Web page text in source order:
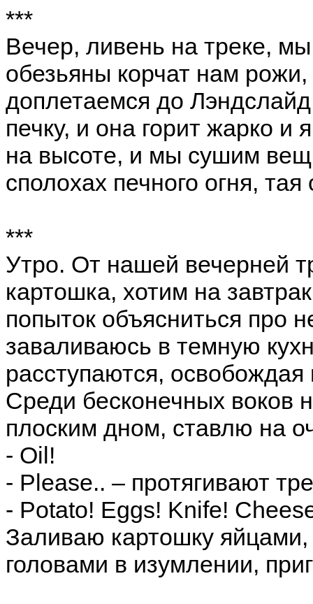
***
Вечер, ливень на треке,
обезьяны корчат нам рожи,
доплетаемся до
печку, и она горит жарко и
на высоте, и мы сушим
сполохах печного огня,
***
Утро. От нашей вечерней
картошка, хотим на
попыток объясниться про
заваливаюсь в темную
расступаются,
Среди бесконечных воков
плоским дном, ставлю на
- Oil!
- Please.. – протягивают
- Potato! Eggs! Knife!
Заливаю картошку
головами в изумлении,